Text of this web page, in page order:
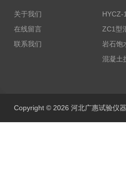
关于我们
在线留言
联系我们
岩石饱
Copyright © 2026 河北广惠试验仪